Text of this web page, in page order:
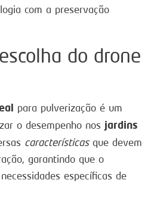
com a preservação
do drone
para pulverização é um
o desempenho nos jardins
característicasque devem
garantindo que o
específicas de